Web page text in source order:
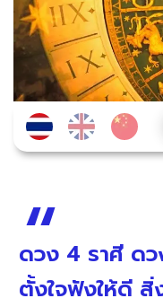
ดวง 4 ราศี ดว
ตั้งใจฟังให้ดี สิ่